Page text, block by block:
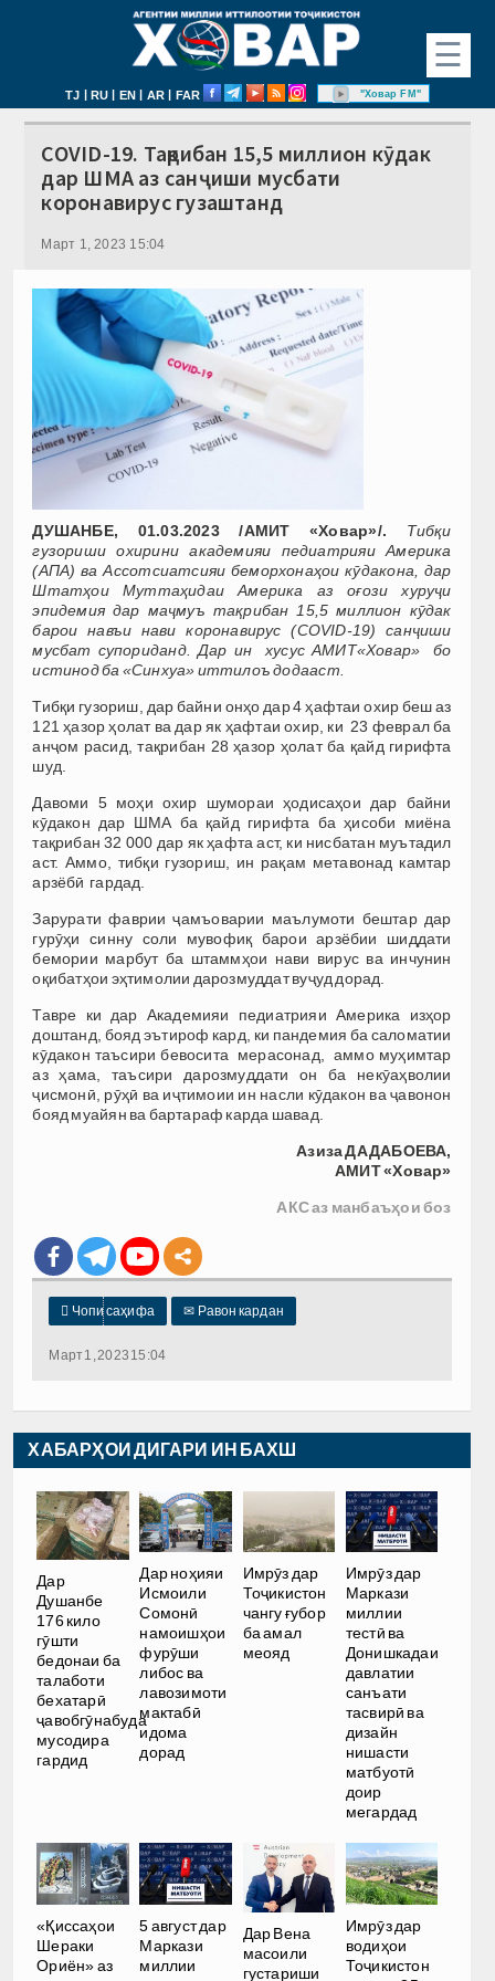
☰
TJ | RU | EN | AR | FAR "Ховар FM"
COVID-19. Тақрибан 15,5 миллион кӯдак
дар ШМА аз санҷиши мусбати
коронавирус гузаштанд
Март 1, 2023 15:04
ДУШАНБЕ, 01.03.2023 /АМИТ «Ховар»/. Тибқи
гузориши охирини академияи педиатрияи Америка
(AПА) ва Ассотсиатсияи беморхонаҳои кӯдакона, дар
Штатҳои Муттаҳидаи Америка аз оғози хуруҷи
эпидемия дар маҷмуъ тақрибан 15,5 миллион кӯдак
барои навъи нави коронавирус (COVID-19) санҷиши
мусбат супориданд. Дар ин хусус АМИТ«Ховар» бо
истинод ба «Синхуа» иттилоъ додааст.
Тибқи гузориш, дар байни онҳо дар 4 ҳафтаи охир беш аз
121 ҳазор ҳолат ва дар як ҳафтаи охир, ки 23 феврал ба
анҷом расид, тақрибан 28 ҳазор ҳолат ба қайд гирифта
шуд.
Давоми 5 моҳи охир шумораи ҳодисаҳои дар байни
кӯдакон дар ШМА ба қайд гирифта ба ҳисоби миёна
тақрибан 32 000 дар як ҳафта аст, ки нисбатан муътадил
аст. Аммо, тибқи гузориш, ин рақам метавонад камтар
арзёбӣ гардад.
Зарурати фаврии ҷамъоварии маълумоти бештар дар
гурӯҳи синну соли мувофиқ барои арзёбии шиддати
бемории марбут ба штаммҳои нави вирус ва инчунин
оқибатҳои эҳтимолии дарозмуддат вуҷуд дорад.
Тавре ки дар Академияи педиатрияи Америка изҳор
доштанд, бояд эътироф кард, ки пандемия ба саломатии
кӯдакон таъсири бевосита мерасонад, аммо муҳимтар
аз ҳама, таъсири дарозмуддати он ба некӯаҳволии
ҷисмонӣ, рӯҳӣ ва иҷтимоии ин насли кӯдакон ва ҷавонон
бояд муайян ва бартараф карда шавад.
Азиза ДАДАБОЕВА,
АМИТ «Ховар»
АКС аз манбаъҳои боз
 Чопи саҳифа ✉ Равон кардан
Март 1, 2023 15:04
ХАБАРҲОИ ДИГАРИ ИН БАХШ
Дар
Душанбе
176 кило
гӯшти
бедонаи ба
талаботи
бехатарӣ
ҷавобгӯнабуда
мусодира
гардид
Дар ноҳияи
Исмоили
Сомонӣ
намоишҳои
фурӯши
либос ва
лавозимоти
мактабӣ
идома
дорад
Имрӯз дар
Тоҷикистон
чангу ғубор
ба амал
меояд
Имрӯз дар
Маркази
миллии
тестӣ ва
Донишкадаи
давлатии
санъати
тасвирӣ ва
дизайн
нишасти
матбуотӣ
доир
мегардад
«Қиссаҳои
Шераки
Ориён» аз
5 август дар
Маркази
миллии
Дар Вена
масоили
густариши
Имрӯз дар
водиҳои
Тоҷикистон